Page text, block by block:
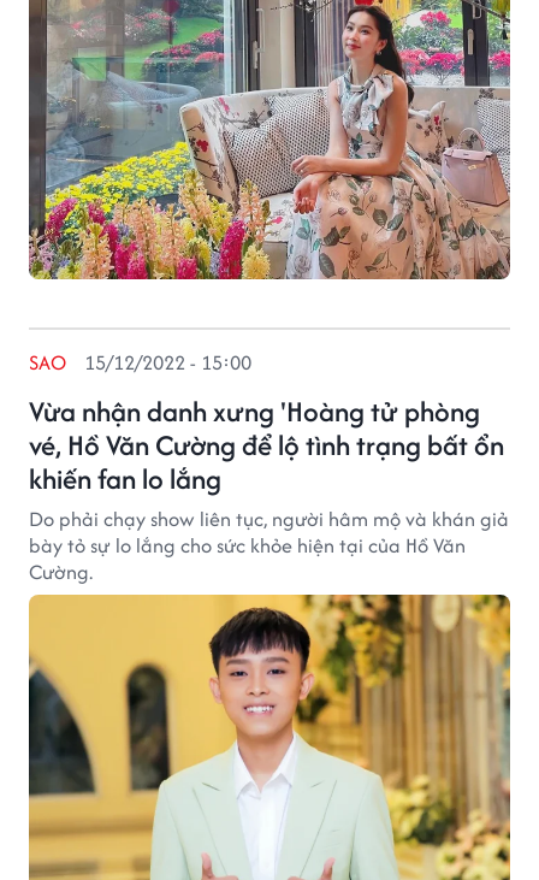
Vừa nhận danh xưng 'Hoàng tử phòng
vé, Hồ Văn Cường để lộ tình trạng bất ổn
khiến fan lo lắng
SAO 15/12/2022 - 15:00
Do phải chạy show liên tục, người hâm mộ và khán giả
bày tỏ sự lo lắng cho sức khỏe hiện tại của Hồ Văn
Cường.